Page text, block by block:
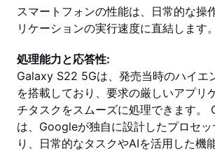
スマートフォンの性能は、日常的な操
リケーションの実行速度に直結します。
処理能力と応答性:
Galaxy S22 5Gは、発売当時のハイエ
を搭載しており、要求の厳しいアプリ
チタスクをスムーズに処理できます。
は、Googleが独自に設計したプロセ
り、日常的なタスクやAIを活用した機